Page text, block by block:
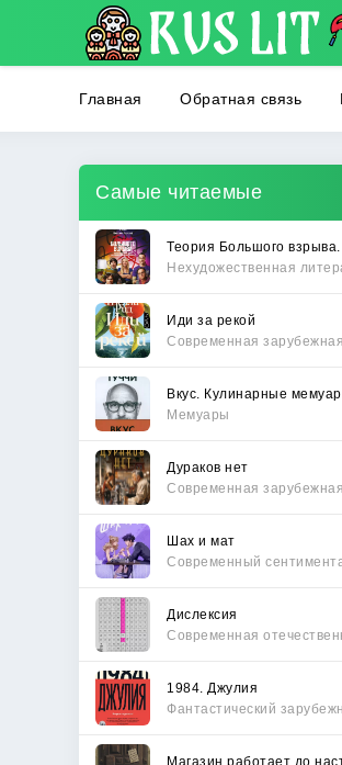
Главная Обратная связь
Самые читаемые
Иди за рекой
Вкус. Кулинарные
Мемуары
Дураков нет
Шах и мат
Дислексия
1984. Джулия